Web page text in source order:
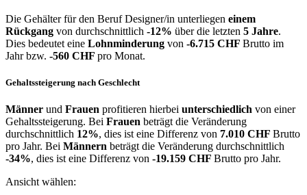
Die Gehälter für den Beruf Designer/in unterliegen einem
Rückgang von durchschnittlich -12% über die letzten 5 Jahre.
Dies bedeutet eine Lohnminderung von -6.715 CHF Brutto im
Jahr bzw. -560 CHF pro Monat.
Gehaltssteigerung nach Geschlecht
Männer und Frauen profitieren hierbei unterschiedlich von einer
Gehaltssteigerung. Bei Frauen beträgt die Veränderung
durchschnittlich 12%, dies ist eine Differenz von 7.010 CHF Brutto
pro Jahr. Bei Männern beträgt die Veränderung durchschnittlich
-34%, dies ist eine Differenz von -19.159 CHF Brutto pro Jahr.
Ansicht wählen: